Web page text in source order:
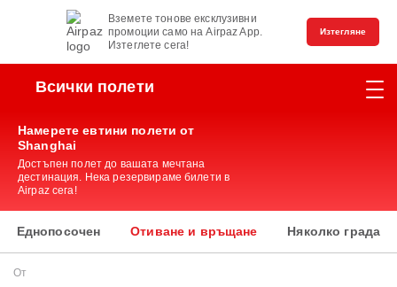
Вземете тонове ексклузивни
промоции само на Airpaz App.
Изтеглете сега!
Изтегляне
Всички полети
Намерете евтини полети от
Shanghai
Достъпен полет до вашата мечтана
дестинация. Нека резервираме билети в
Airpaz сега!
Еднопосочен Отиване и връщане Няколко града
От